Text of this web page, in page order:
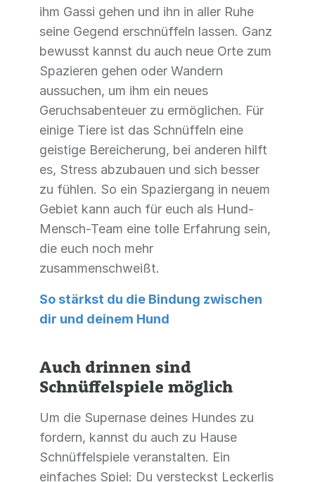
ihm Gassi gehen und ihn in aller Ruhe
seine Gegend erschnüffeln lassen. Ganz
bewusst kannst du auch neue Orte zum
Spazieren gehen oder Wandern
aussuchen, um ihm ein neues
Geruchsabenteuer zu ermöglichen. Für
einige Tiere ist das Schnüffeln eine
geistige Bereicherung, bei anderen hilft
es, Stress abzubauen und sich besser
zu fühlen. So ein Spaziergang in neuem
Gebiet kann auch für euch als Hund-
Mensch-Team eine tolle Erfahrung sein,
die euch noch mehr
zusammenschweißt.
So stärkst du die Bindung zwischen
dir und deinem Hund
Auch drinnen sind
Schnüffelspiele möglich
Um die Supernase deines Hundes zu
fordern, kannst du auch zu Hause
Schnüffelspiele veranstalten. Ein
einfaches Spiel: Du versteckst Leckerlis